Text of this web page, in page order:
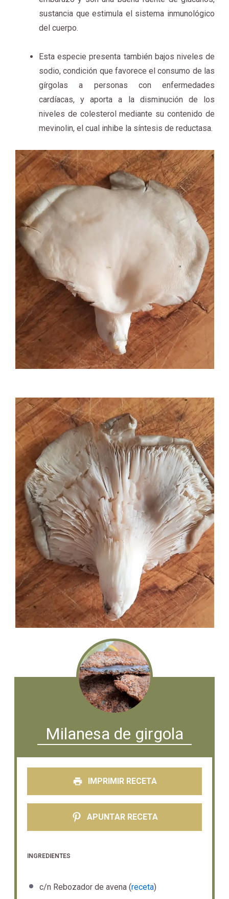
sustancia que estimula el sistema inmunológico
del cuerpo.
Esta especie presenta también bajos niveles de
sodio, condición que favorece el consumo de las
gírgolas a personas con enfermedades
cardíacas, y aporta a la disminución de los
niveles de colesterol mediante su contenido de
mevinolin, el cual inhibe la síntesis de reductasa.
Milanesa de girgola
IMPRIMIR RECETA
APUNTAR RECETA
INGREDIENTES
c/n Rebozador de avena (receta)